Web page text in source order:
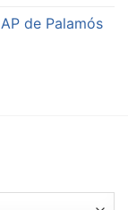
de Palamós